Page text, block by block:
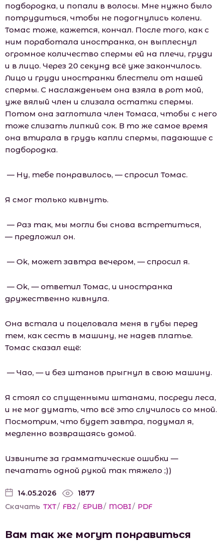
подбородка, и попали в волосы. Мне нужно было
потрудиться, чтобы не подогнулись колени.
Томас тоже, кажется, кончал. После того, как с
ним поработала иностранка, он выплеснул
огромное количество спермы ей на плечи, груди
и в лицо. Через 20 секунд всё уже закончилось.
Лицо и груди иностранки блестели от нашей
спермы. С наслажденьем она взяла в рот мой,
уже вялый член и слизала остатки спермы.
Потом она заглотила член Томаса, чтобы с него
тоже слизать липкий сок. В то же самое время
она втирала в грудь капли спермы, падающие с
подбородка.
— Ну, тебе понравилось, — спросил Томас.
Я смог только кивнуть.
— Раз так, мы могли бы снова встретиться,
— предложил он.
— Оk, может завтра вечером, — спросил я.
— Оk, — ответил Томас, и иностранка
дружественно кивнула.
Она встала и поцеловала меня в губы перед
тем, как сесть в машину, не надев платье.
Томас сказал ещё:
— Чао, — и без штанов прыгнул в свою машину.
Я стоял со спущенными штанами, посреди леса,
и не мог думать, что всё это случилось со мной.
Посмотрим, что будет завтра, подумал я,
медленно возвращаясь домой.
Извините за грамматические ошибки —
печатать одной рукой так тяжело ;))
14.05.2026
1877
Скачать TXT/ FB2/ EPUB/ MOBI/ PDF
Вам так же могут понравиться